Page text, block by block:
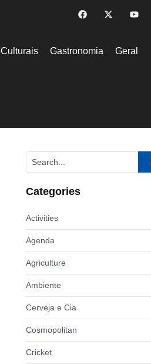
Culturais Gastronomia Geral
Categories
Activities
Agenda
Agriculture
Ambiente
Cerveja e Cia
Cosmopolitan
Cricket